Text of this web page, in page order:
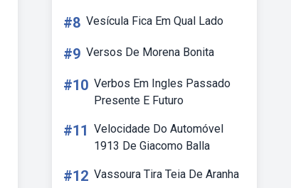
#8 Vesícula Fica Em Qual Lado
#9 Versos De Morena Bonita
#10 Verbos Em Ingles Passado
Presente E Futuro
#11 Velocidade Do Automóvel
1913 De Giacomo Balla
#12 Vassoura Tira Teia De Aranha